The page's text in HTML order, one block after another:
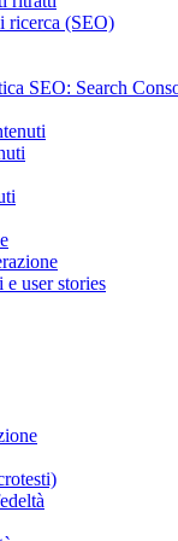
ricerca (SEO)
SEO: Search
user stories